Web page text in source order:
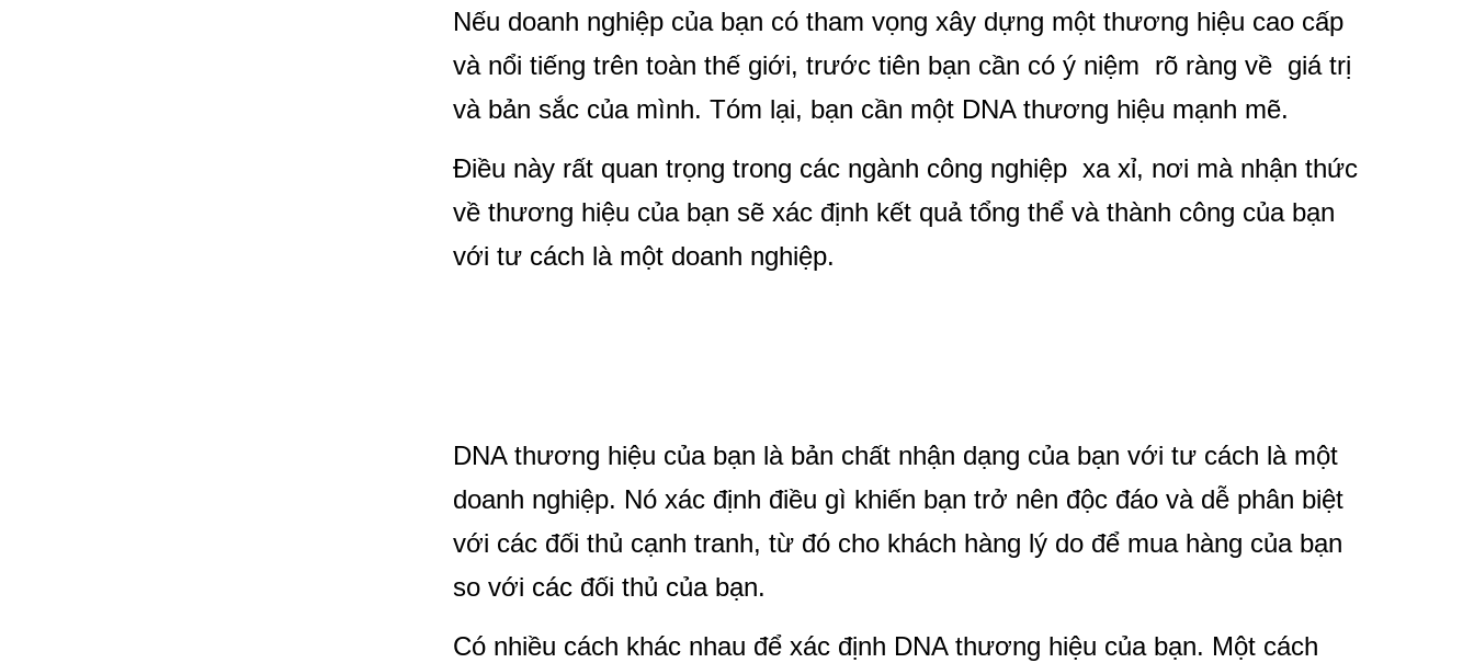
Nếu doanh nghiệp của bạn có tham vọng xây dựng một thương hiệu cao cấp
và nổi tiếng trên toàn thế giới, trước tiên bạn cần có ý niệm rõ ràng về giá trị
và bản sắc của mình. Tóm lại, bạn cần một DNA thương hiệu mạnh mẽ.
Điều này rất quan trọng trong các ngành công nghiệp xa xỉ, nơi mà nhận thức
về thương hiệu của bạn sẽ xác định kết quả tổng thể và thành công của bạn
với tư cách là một doanh nghiệp.
DNA thương hiệu của bạn là bản chất nhận dạng của bạn với tư cách là một
doanh nghiệp. Nó xác định điều gì khiến bạn trở nên độc đáo và dễ phân biệt
với các đối thủ cạnh tranh, từ đó cho khách hàng lý do để mua hàng của bạn
so với các đối thủ của bạn.
Có nhiều cách khác nhau để xác định DNA thương hiệu của bạn. Một cách